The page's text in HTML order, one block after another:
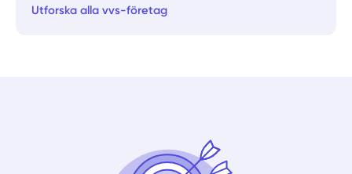
Utforska alla vvs-företag